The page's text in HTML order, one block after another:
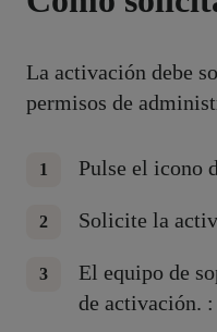
La activación debe
permisos de
Pulse el icono
Solicite la
El equipo de
de activación. :